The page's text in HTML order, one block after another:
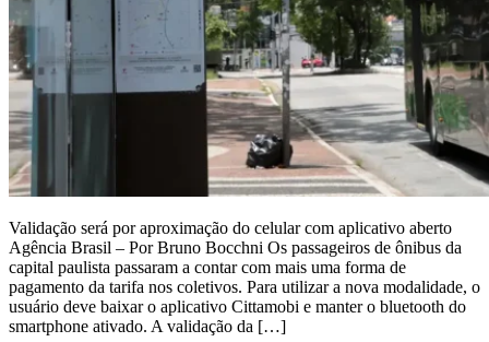
Validação será por aproximação do celular com aplicativo aberto
Agência Brasil – Por Bruno Bocchni Os passageiros de ônibus da
capital paulista passaram a contar com mais uma forma de
pagamento da tarifa nos coletivos. Para utilizar a nova modalidade, o
usuário deve baixar o aplicativo Cittamobi e manter o bluetooth do
smartphone ativado. A validação da […]